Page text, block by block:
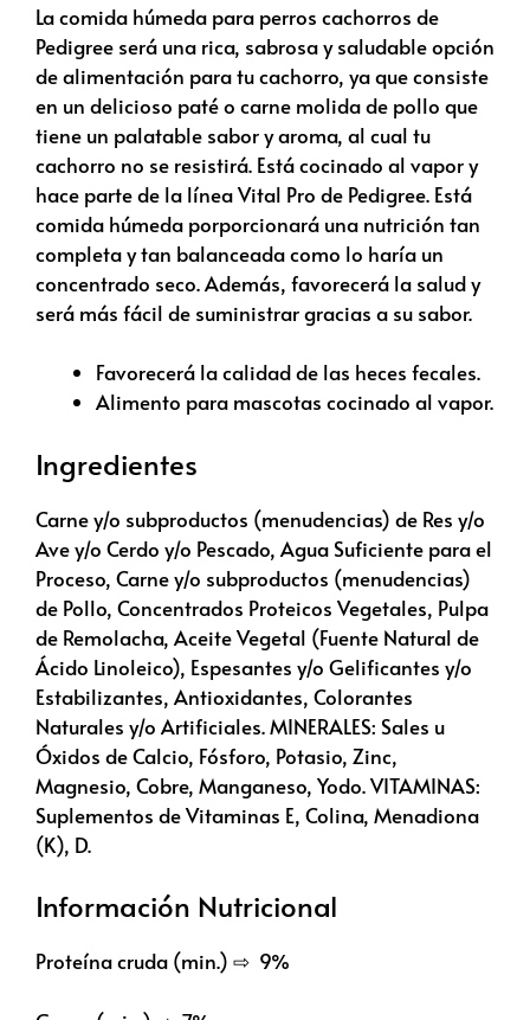
La comida húmeda para perros cachorros de
Pedigree será una rica, sabrosa y saludable opción
de alimentación para tu cachorro, ya que consiste
en un delicioso paté o carne molida de pollo que
tiene un palatable sabor y aroma, al cual tu
cachorro no se resistirá. Está cocinado al vapor y
hace parte de la línea Vital Pro de Pedigree. Está
comida húmeda porporcionará una nutrición tan
completa y tan balanceada como lo haría un
concentrado seco. Además, favorecerá la salud y
será más fácil de suministrar gracias a su sabor.
Favorecerá la calidad de las heces fecales.
Alimento para mascotas cocinado al vapor.
Ingredientes
Carne y/o subproductos (menudencias) de Res y/o
Ave y/o Cerdo y/o Pescado, Agua Suficiente para el
Proceso, Carne y/o subproductos (menudencias)
de Pollo, Concentrados Proteicos Vegetales, Pulpa
de Remolacha, Aceite Vegetal (Fuente Natural de
Ácido Linoleico), Espesantes y/o Gelificantes y/o
Estabilizantes, Antioxidantes, Colorantes
Naturales y/o Artificiales. MINERALES: Sales u
Óxidos de Calcio, Fósforo, Potasio, Zinc,
Magnesio, Cobre, Manganeso, Yodo. VITAMINAS:
Suplementos de Vitaminas E, Colina, Menadiona
(K), D.
Información Nutricional
Proteína cruda (min.) ⇨ 9%